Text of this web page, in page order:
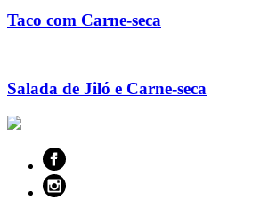
Taco com Carne-seca
Salada de Jiló e Carne-seca